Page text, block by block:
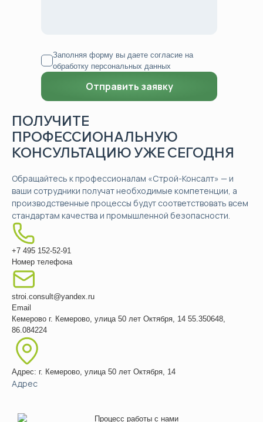
Заполняя форму вы даете согласие на
обработку персональных данных
ПОЛУЧИТЕ
ПРОФЕССИОНАЛЬНУЮ
КОНСУЛЬТАЦИЮ УЖЕ СЕГОДНЯ
Обращайтесь к профессионалам «Строй-Консалт» — и
ваши сотрудники получат необходимые компетенции, а
производственные процессы будут соответствовать всем
стандартам качества и промышленной безопасности.
+7 495 152-52-91
Номер телефона
stroi.consult@yandex.ru
Email
Кемерово г. Кемерово, улица 50 лет Октября, 14 55.350648,
86.084224
Адрес: г. Кемерово, улица 50 лет Октября, 14
Адрес